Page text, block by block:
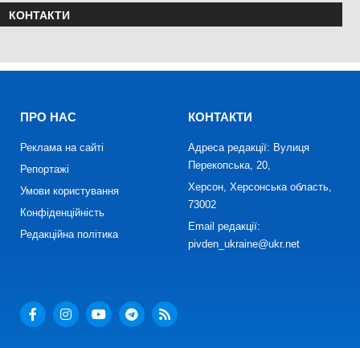
КОНТАКТИ
ПРО НАС
Реклама на сайті
Репортажі
Умови користування
Конфіденційність
Редакційна політика
КОНТАКТИ
Адреса редакції: Вулиця
Перекопська, 20,
Херсон, Херсонська область,
73002
Email редакції:
pivden_ukraine@ukr.net